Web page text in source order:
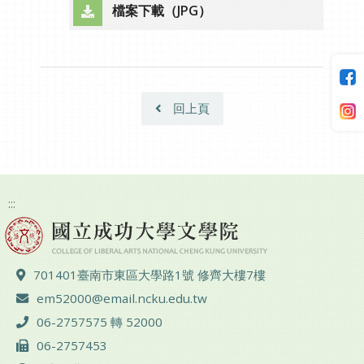
檔案下載（JPG）
（另開新視窗）
回上頁
:::
地址 ：
701401臺南市東區大學路1號 修齊大樓7樓
電子郵件 ：
em52000@email.ncku.edu.tw
電話 ：
06-2757575 轉 52000
傳真 ：
06-2757453